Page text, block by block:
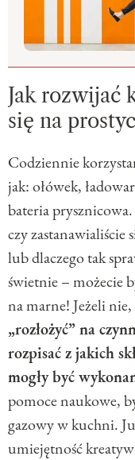
Jak rozwijać
się na
Codziennie
jak: ołówek,
bateria
czy zastanawialiście
lub dlaczego tak
świetnie – możecie
na marne! Jeżeli
„rozłożyć” na
rozpisać z jakich
mogły być
pomoce naukowe,
gazowy w kuchni.
umiejętność